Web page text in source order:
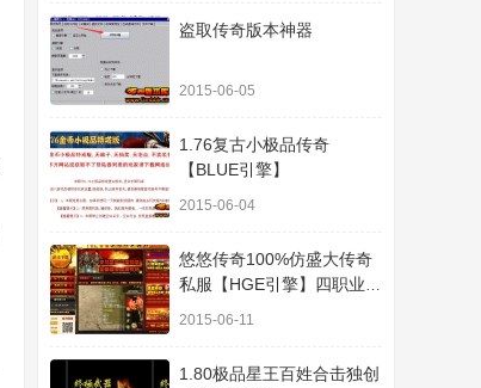
盗取传奇版本神器
2015-06-05
1.76复古小极品传奇
【BLUE引擎】
2015-06-04
悠悠传奇100%仿盛大传奇
私服【HGE引擎】四职业疯
2015-06-11
1.80极品星王百姓合击独创